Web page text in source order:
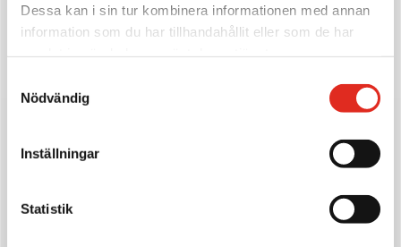
Dessa kan i sin tur kombinera informationen med annan
information som du har tillhandahållit eller som de har
Nödvändig
Inställningar
Statistik
9 SKYDDSJALUSI MINI SAFE ALUMINIUM
9 SKYDDSJALUSI MINI SAFE ROSTFRI